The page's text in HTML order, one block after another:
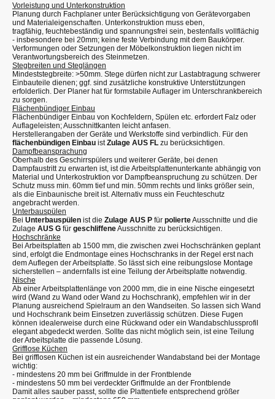
Vorleistung und Unterkonstruktion
Planung durch Fachplaner unter Berücksichtigung von Gerätevorgaben
und Materialeigenschaften. Unterkonstruktion muss eben,
tragfähig, feuchtebeständig und spannungsfrei sein, bestenfalls vollflächig
- insbesondere bei 20mm; keine feste Verbindung mit dem Baukörper.
Verformungen oder Setzungen der Möbelkonstruktion liegen nicht im
Verantwortungsbereich des Steinmetzen.
Stegbreiten und Steglängen
Mindeststegbreite: >50mm. Stege dürfen nicht zur Lastabtragung schwerer
Einbauteile dienen; ggf. sind zusätzliche konstruktive Unterstützungen
erfolderlich. Der Planer hat für formstabile Auflager im Unterschrankbereich
zu sorgen.
Flächenbündiger Einbau
Flächenbündiger Einbau von Kochfeldern, Spülen etc. erfordert Falz oder
Auflageleisten; Ausschnittkanten leicht anfasen.
Herstellerangaben der Geräte und Werkstoffe sind verbindlich. Für den
flächenbündigen Einbau istZulage AUS FL zu berücksichtigen.
Dampfbeansprachung
Oberhalb des Geschirrspülers und weiterer Geräte, bei denen
Dampfaustritt zu erwarten ist, ist die Arbeitsplattenunterkante abhängig von
Material und Unterkostruktion vor Dampfbeanspruchung zu schützen. Der
Schutz muss min. 60mm tief und min. 50mm rechts und links größer sein,
als die Einbaunische breit ist. Alternativ muss ein Feuchteschutz
angebracht werden.
Unterbauspülen
Bei Unterbauspülen ist die Zulage AUS P für polierteAusschnitte und die
Zulage AUS G für geschliffeneAusschnitte zu berücksichtigen.
Hochschränke
Bei Arbeitsplatten ab 1500 mm, die zwischen zwei Hochschränken geplant
sind, erfolgt die Endmontage eines Hochschranks in der Regel erst nach
dem Auflegen der Arbeitsplatte. So lässt sich eine reibungslose Montage
sicherstellen – andernfalls ist eine Teilung der Arbeitsplatte notwendig.
Nische
Ab einer Arbeitsplattenlänge von 2000 mm, die in eine Nische eingesetzt
wird (Wand zu Wand oder Wand zu Hochschrank), empfehlen wir in der
Planung ausreichend Spielraum an den Wandseiten. So lassen sich Wand
und Hochschrank beim Einsetzen zuverlässig schützen. Diese Fugen
können idealerweise durch eine Rückwand oder ein Wandabschlussprofil
elegant abgedeckt werden. Sollte das nicht möglich sein, ist eine Teilung
der Arbeitsplatte die passende Lösung.
Grifflose Küchen
Bei grifflosen Küchen ist ein ausreichender Wandabstand bei der Montage
wichtig:
- mindestens 20 mm bei Griffmulde in der Frontblende
- mindestens 50 mm bei verdeckter Griffmulde an der Frontblende
Damit alles sauber passt, sollte die Plattentiefe entsprechend größer